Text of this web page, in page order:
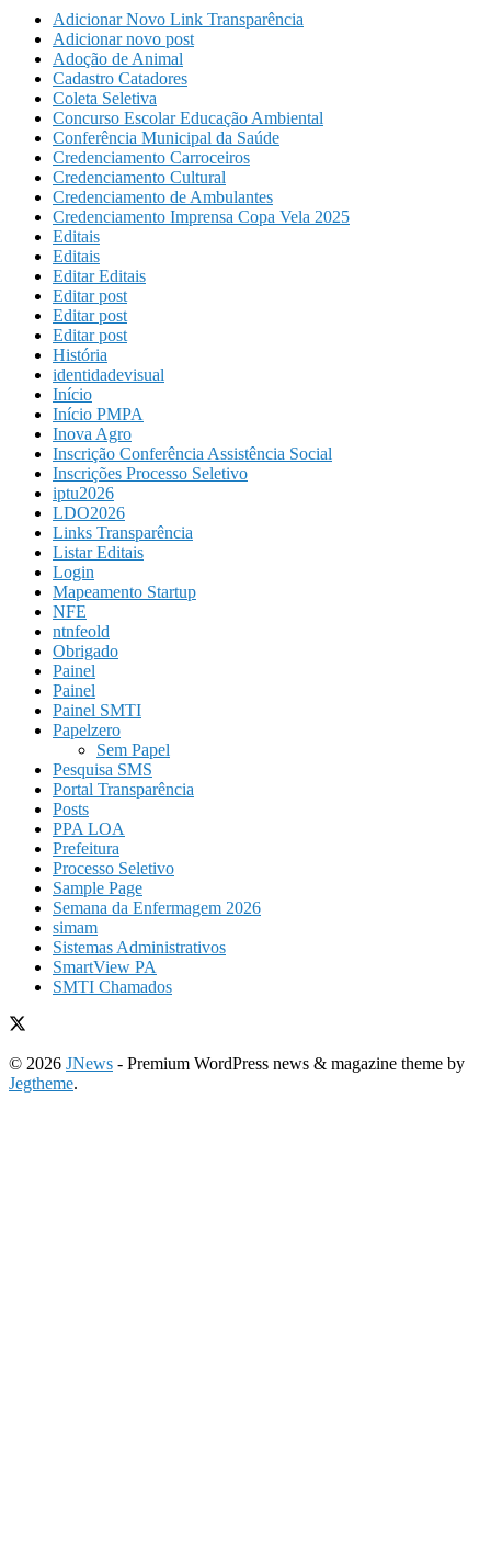
Adicionar Novo Link Transparência
Adicionar novo post
Adoção de Animal
Cadastro Catadores
Coleta Seletiva
Concurso Escolar Educação Ambiental
Conferência Municipal da Saúde
Credenciamento Carroceiros
Credenciamento Cultural
Credenciamento de Ambulantes
Credenciamento Imprensa Copa Vela 2025
Editais
Editais
Editar Editais
Editar post
Editar post
Editar post
História
identidadevisual
Início
Início PMPA
Inova Agro
Inscrição Conferência Assistência Social
Inscrições Processo Seletivo
iptu2026
LDO2026
Links Transparência
Listar Editais
Login
Mapeamento Startup
NFE
ntnfeold
Obrigado
Painel
Painel
Painel SMTI
Papelzero
Sem Papel
Pesquisa SMS
Portal Transparência
Posts
PPA LOA
Prefeitura
Processo Seletivo
Sample Page
Semana da Enfermagem 2026
simam
Sistemas Administrativos
SmartView PA
SMTI Chamados
© 2026 JNews - Premium WordPress news & magazine theme by
Jegtheme.